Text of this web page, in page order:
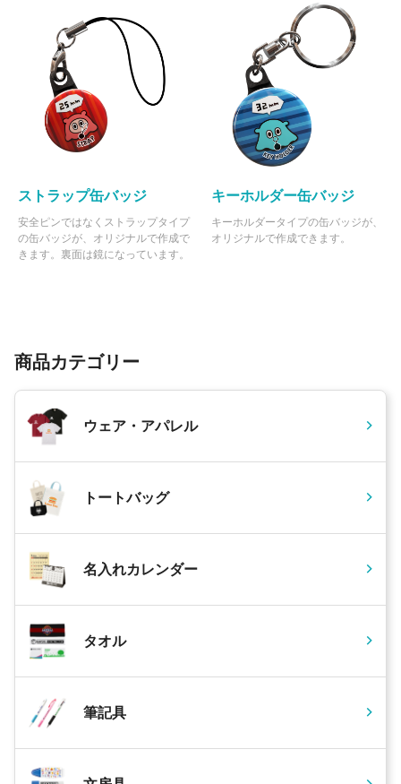
ストラップ缶バッジ
安全ピンではなくストラップタイプ
の缶バッジが、オリジナルで作成で
きます。裏面は鏡になっています。
キーホルダー缶バッジ
キーホルダータイプの缶バッジが、
オリジナルで作成できます。
商品カテゴリー
ウェア・アパレル
トートバッグ
名入れカレンダー
タオル
筆記具